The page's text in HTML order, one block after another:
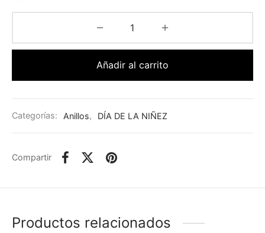
Añadir al carrito
Categorías: Anillos, DÍA DE LA NIÑEZ
Compartir
Productos relacionados